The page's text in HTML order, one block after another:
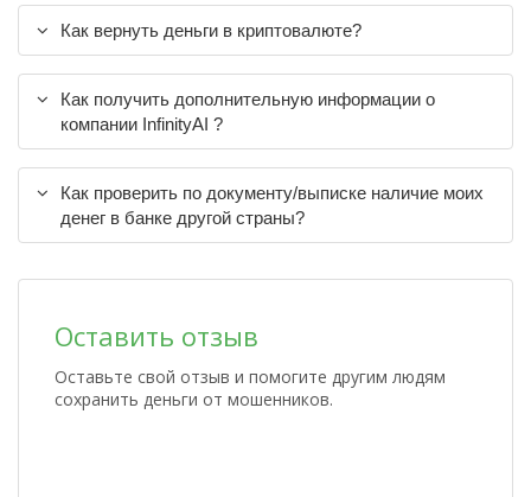
Как вернуть деньги в криптовалюте?
Как получить дополнительную информации о
компании InfinityAI ?
Как проверить по документу/выписке наличие моих
денег в банке другой страны?
Оставить отзыв
Оставьте свой отзыв и помогите другим людям
сохранить деньги от мошенников.